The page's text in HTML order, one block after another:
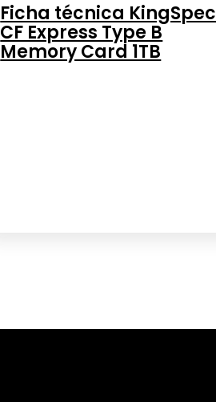
Ficha técnica KingSpec
CF Express Type B
Memory Card 1TB